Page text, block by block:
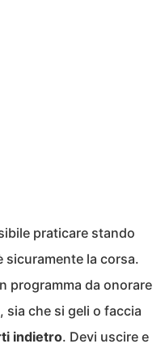
praticare stando
sicuramente la corsa.
programma da onorare
che si geli o faccia
indietro. Devi uscire e